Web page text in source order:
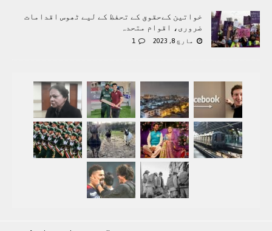
خواتین کےحقوق کے تحفظ کے لیے ٹھوس اقدامات
ضروری، اقوام متحدہ
مارچ 8, 2023 1